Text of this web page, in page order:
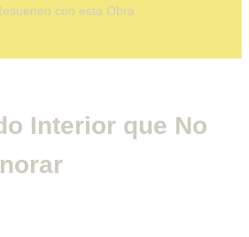
con esta Obra.
Interior que No